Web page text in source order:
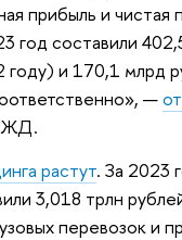
прибыль и чистая
год составили
году) и 170,1 млрд
—
растут. За 2023
3,018 трлн
перевозок и